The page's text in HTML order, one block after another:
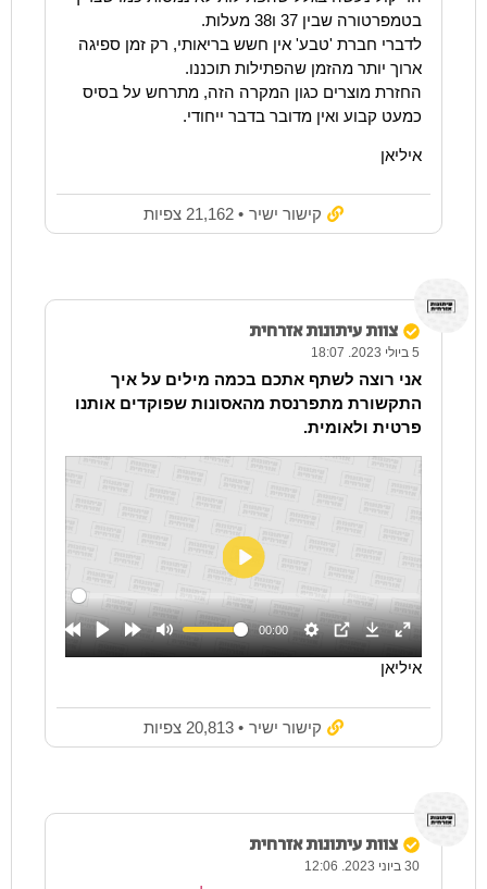
בטמפרטורה שבין 37 ו38 מעלות.
לדברי חברת 'טבע' אין חשש בריאותי, רק זמן ספיגה
ארוך יותר מהזמן שהפתילות תוכננו.
החזרת מוצרים כגון המקרה הזה, מתרחש על בסיס
כמעט קבוע ואין מדובר בדבר ייחודי.
איליאן
קישור ישיר • 21,162 צפיות
צוות עיתונות אזרחית
5 ביולי 2023. 18:07
אני רוצה לשתף אתכם בכמה מילים על איך
התקשורת מתפרנסת מהאסונות שפוקדים אותנו
פרטית ולאומית.
איליאן
קישור ישיר • 20,813 צפיות
צוות עיתונות אזרחית
30 ביוני 2023. 12:06